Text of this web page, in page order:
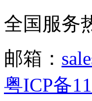
全国服务
邮箱：
粤ICP备